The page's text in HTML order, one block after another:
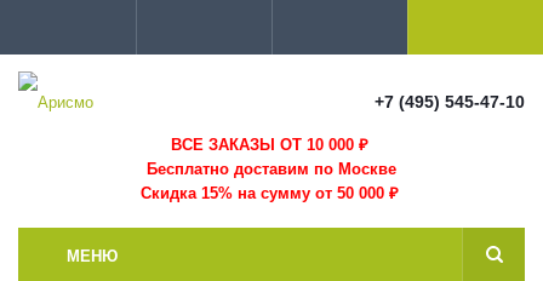
+7 (495) 545-47-10
ВСЕ ЗАКАЗЫ ОТ 10 000₽
Бесплатно доставим по Москве
Скидка 15% на сумму от 50 000 ₽
МЕНЮ